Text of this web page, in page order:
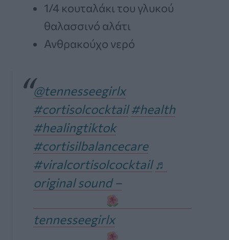
1/4 κουταλάκι του γλυκού
θαλασσινό αλάτι
Ανθρακούχο νερό
@tennesseegirlx
#cortisolcocktail #health
#healingtiktok
#cortisilbalancecare
#viralcortisolcocktail ♬
original sound –
tennesseegirlx